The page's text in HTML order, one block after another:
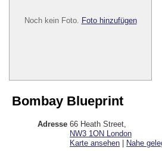
Noch kein Foto. Foto hinzufügen
Bombay Blueprint
Adresse 66 Heath Street
NW3 1ON London
Karte ansehen | Nahe